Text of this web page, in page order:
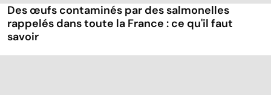
Des œufs contaminés par des salmonelles
rappelés dans toute la France : ce qu'il faut
savoir